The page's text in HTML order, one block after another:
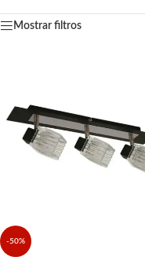
Mostrar filtros
-50%